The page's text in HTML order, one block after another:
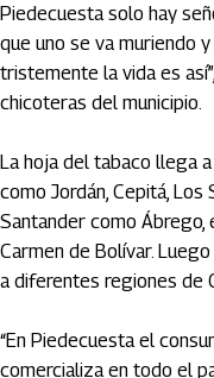
Piedecuesta solo hay
que uno se va muriendo
tristemente la vida es
chicoteras del municipio.
La hoja del tabaco llega
como Jordán, Cepitá, Los
Santander como Ábrego,
Carmen de Bolívar.
a diferentes regiones de
“En Piedecuesta el
comercializa en todo el